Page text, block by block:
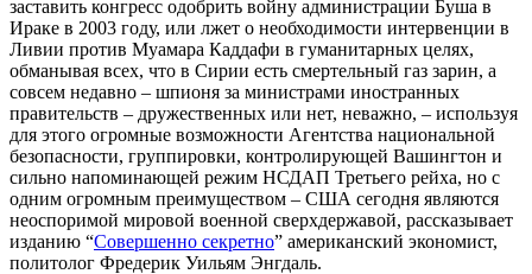
заставить конгресс одобрить войну администрации Буша в
Ираке в 2003 году, или лжет о необходимости интервенции в
Ливии против Муамара Каддафи в гуманитарных целях,
обманывая всех, что в Сирии есть смертельный газ зарин, а
совсем недавно – шпионя за министрами иностранных
правительств – дружественных или нет, неважно, – используя
для этого огромные возможности Агентства национальной
безопасности, группировки, контролирующей Вашингтон и
сильно напоминающей режим НСДАП Третьего рейха, но с
одним огромным преимуществом – США сегодня являются
неоспоримой мировой военной сверхдержавой, рассказывает
изданию “Совершенно секретно” американский экономист,
политолог Фредерик Уильям Энгдаль.